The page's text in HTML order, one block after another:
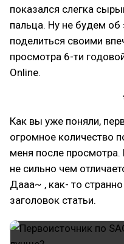
показался слегка
пальца. Ну не будем об
поделиться своими
просмотра 6-ти
Online.
Как вы уже поняли,
огромное количество
меня после
не сильно чем
Дааа~ , как- то
заголовок статьи.